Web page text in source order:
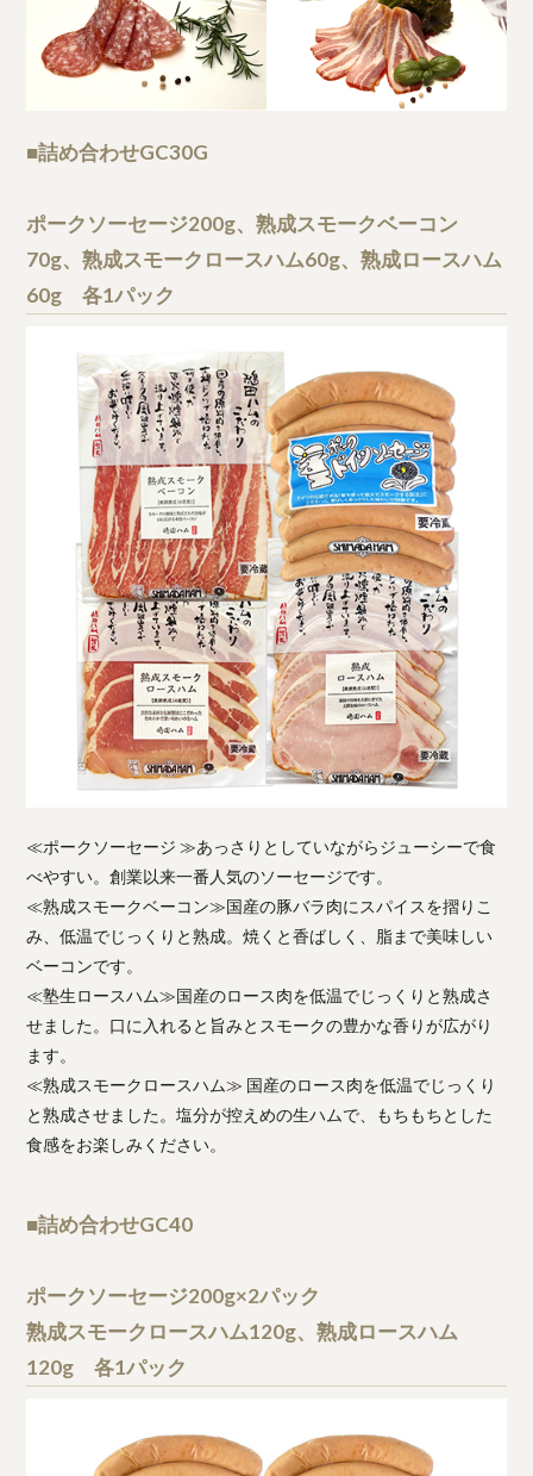
■詰め合わせGC30G
ポークソーセージ200g、熟成スモークベーコン
70g、熟成スモークロースハム60g、熟成ロースハム
60g 各1パック
≪ポークソーセージ ≫あっさりとしていながらジューシーで食
べやすい。創業以来一番人気のソーセージです。
≪熟成スモークベーコン≫国産の豚バラ肉にスパイスを摺りこ
み、低温でじっくりと熟成。焼くと香ばしく、脂まで美味しい
ベーコンです。
≪塾生ロースハム≫国産のロース肉を低温でじっくりと熟成さ
せました。口に入れると旨みとスモークの豊かな香りが広がり
ます。
≪熟成スモークロースハム≫ 国産のロース肉を低温でじっくり
と熟成させました。塩分が控えめの生ハムで、もちもちとした
食感をお楽しみください。
■詰め合わせGC40
ポークソーセージ200g×2パック
熟成スモークロースハム120g、熟成ロースハム
120g 各1パック